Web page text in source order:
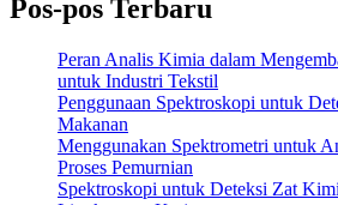
Pos-pos Terbaru
Peran Analis Kimia dalam
untuk Industri Tekstil
Penggunaan Spektroskopi untuk
Makanan
Menggunakan Spektrometri untuk
Proses Pemurnian
Spektroskopi untuk Deteksi Zat